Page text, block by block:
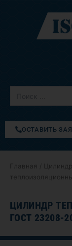
содержимому
ОСТАВИТЬ
Главная
ЦИЛИНДР
ГОСТ 23208-